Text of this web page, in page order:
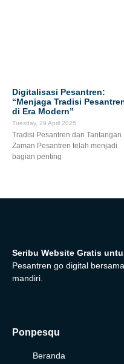
Digitalisasi Pesantren:
“Menjaga Tradisi
di Era Modern”
Tuesday, 29 April 2025
Tradisi Pesantren dan Tantangan
Zaman Pesantren telah menjadi
bagian penting
Seribu Website Gratis
Pesantren go digital
mandiri.
Ponpesqu
Beranda